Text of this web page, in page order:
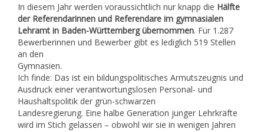
In diesem Jahr werden voraussichtlich nur knapp die Hälfte
der Referendarinnen und Referendare im gymnasialen
Lehramt in Baden-Württemberg übernommen. Für 1.287
Bewerberinnen und Bewerber gibt es lediglich 519 Stellen
an den
Gymnasien.
Ich finde: Das ist ein bildungspolitisches Armutszeugnis und
Ausdruck einer verantwortungslosen Personal- und
Haushaltspolitik der grün-schwarzen
Landesregierung. Eine halbe Generation junger Lehrkräfte
wird im Stich gelassen – obwohl wir sie in wenigen Jahren